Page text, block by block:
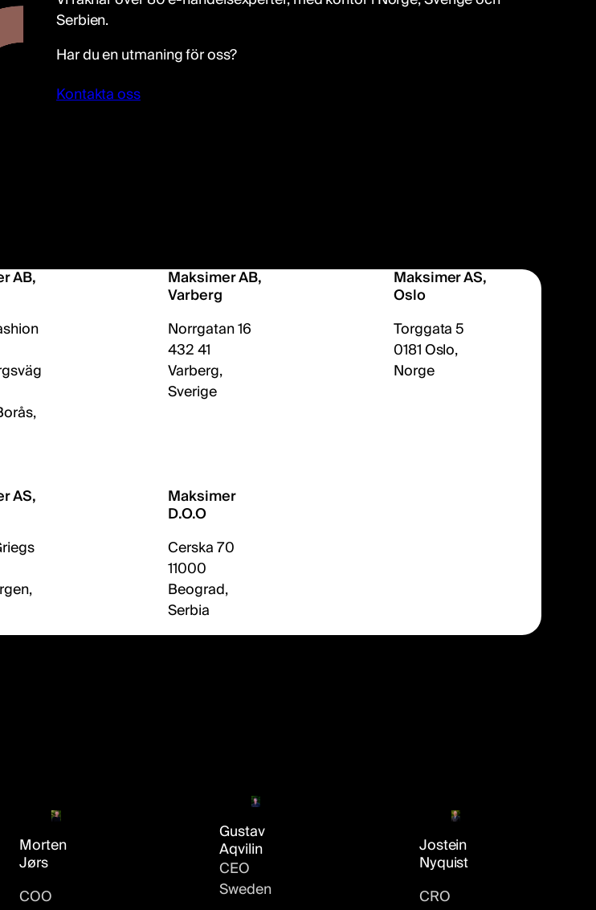
Serbien.
Har du en utmaning för oss?
Kontakta oss
AB, Maksimer AB,
Varberg
Norrgatan 16
432 41
Varberg,
Sverige
Maksimer AS,
Oslo
Torggata 5
0181 Oslo,
Norge
AS, Maksimer
D.O.O
Cerska 70
11000
Beograd,
Serbia
Morten
Jørs
COO
Gustav
Aqvilin
CEO
Sweden
Jostein
Nyquist
CRO